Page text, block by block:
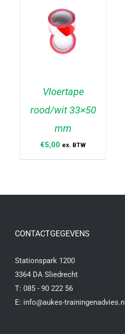
TOEVOEGEN AAN
DETAILS
Vloertape
rood/wit 33×50
mm
€5,00 ex. BTW
CONTACTGEGEVENS
Stationspark 1200
3364 DA Sliedrecht
T: 085 - 90 222 56
E: info@aukes-trainingenadvies.nl